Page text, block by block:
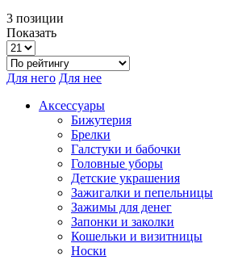
3 позиции
Показать
Для него Для нее
Аксессуары
Бижутерия
Брелки
Галстуки и бабочки
Головные уборы
Детские украшения
Зажигалки и пепельницы
Зажимы для денег
Запонки и заколки
Кошельки и визитницы
Носки